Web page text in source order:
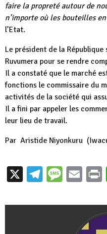
faire la propreté autour de
n’importe où les bouteilles
l’Etat.
Le président de la
Ruvumera pour se rendre
Il a constaté que le marché
fonctions le commissaire du
activités de la société qui
Il a fini par appeler les
leur lieu de travail.
Par Aristide Niyonkuru
X Telegram